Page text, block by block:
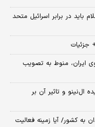
باید در برابر اسرائیل متحد
جزئیات
ایران، منوط به تصویب
ال‌نینو و تاثیر آن بر
به کشور/ آیا زمینه فعالیت